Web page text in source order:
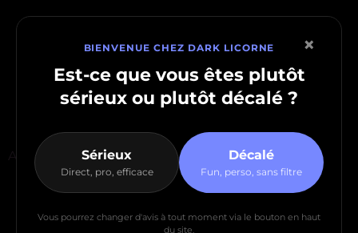
×
BIENVENUE CHEZ DARK LICORNE
Est-ce que vous êtes plutôt
sérieux ou plutôt décalé ?
Sérieux
Direct, pro, efficace
Décalé
Fun, perso, sans filtre
Vous pourrez changer d'avis à tout moment via le bouton en haut
du site.
Accueil Mes services Le Print